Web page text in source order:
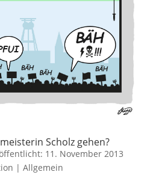
Scholz gehen?
11. November 2013
| Allgemein